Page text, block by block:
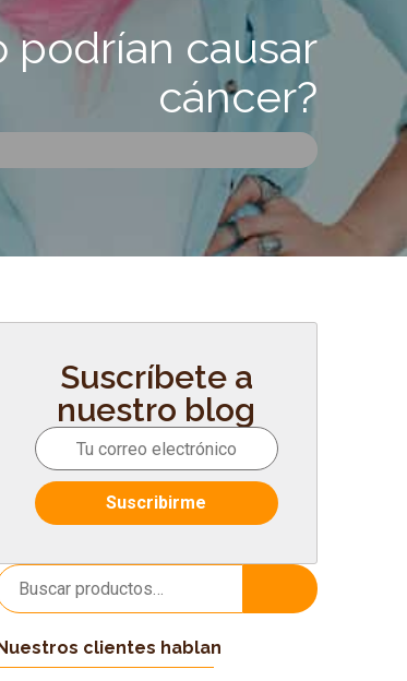
podrían causar
cáncer?
Suscríbete a
nuestro blog
clientes hablan